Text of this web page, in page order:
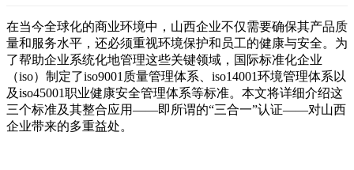
在当今全球化的商业环境中，山西企业不仅需要确保其产品质
量和服务水平，还必须重视环境保护和员工的健康与安全。为
了帮助企业系统化地管理这些关键领域，国际标准化企业
（iso）制定了iso9001质量管理体系、iso14001环境管理体系以
及iso45001职业健康安全管理体系等标准。本文将详细介绍这
三个标准及其整合应用——即所谓的“三合一”认证——对山西
企业带来的多重益处。